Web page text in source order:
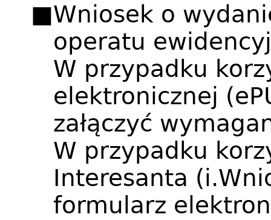
Wniosek o
operatu
W przypadku
elektronicznej
załączyć
W przypadku
Interesanta
formularz